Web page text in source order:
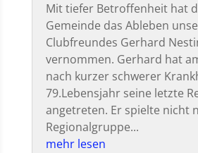
Mit tiefer Betroffenheit hat
Gemeinde das Ableben
Clubfreundes Gerhard
vernommen. Gerhard hat
nach kurzer schwerer
79.Lebensjahr seine letzte
angetreten. Er spielte nicht
Regionalgruppe...
mehr lesen